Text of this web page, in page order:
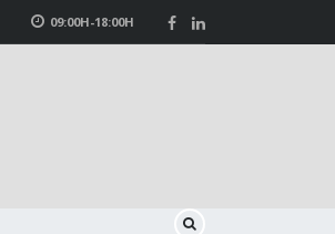
09:00H-18:00H